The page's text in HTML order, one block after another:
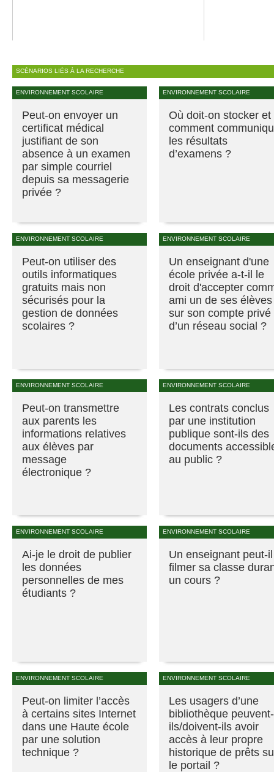
SCÉNARIOS LIÉS À LA RECHERCHE
ENVIRONNEMENT SCOLAIRE
Peut-on envoyer un
certificat médical
justifiant de son
absence à un examen
par simple courriel
depuis sa messagerie
privée ?
ENVIRONNEMENT SCOLAIRE
Où doit-on stocker et
comment
les résultats
d’examens ?
ENVIRONNEMENT SCOLAIRE
Peut-on utiliser des
outils informatiques
gratuits mais non
sécurisés pour la
gestion de données
scolaires ?
ENVIRONNEMENT SCOLAIRE
Un enseignant d'une
école privée a-t-il le
droit d'accepter
ami un de ses élèves
sur son compte privé
d’un réseau social ?
ENVIRONNEMENT SCOLAIRE
Peut-on transmettre
aux parents les
informations relatives
aux élèves par
message
électronique ?
ENVIRONNEMENT SCOLAIRE
Les contrats conclus
par une institution
publique sont-ils des
documents
au public ?
ENVIRONNEMENT SCOLAIRE
Ai-je le droit de publier
les données
personnelles de mes
étudiants ?
ENVIRONNEMENT SCOLAIRE
Un enseignant peut-il
filmer sa classe
un cours ?
ENVIRONNEMENT SCOLAIRE
Peut-on limiter l’accès
à certains sites Internet
dans une Haute école
par une solution
technique ?
ENVIRONNEMENT SCOLAIRE
Les usagers d’une
bibliothèque peuvent-
ils/doivent-ils avoir
accès à leur propre
historique de prêts
le portail ?